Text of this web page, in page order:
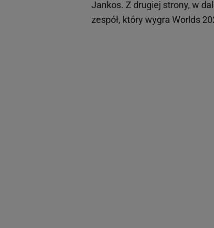
Jankos. Z drugiej strony, w
zespół, który wygra Worlds